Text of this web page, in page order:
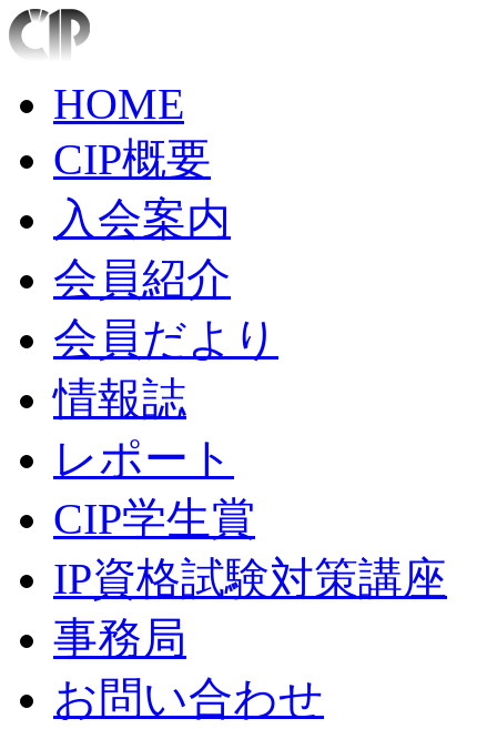
HOME
CIP概要
入会案内
会員紹介
会員だより
情報誌
レポート
CIP学生賞
IP資格試験対策講座
事務局
お問い合わせ